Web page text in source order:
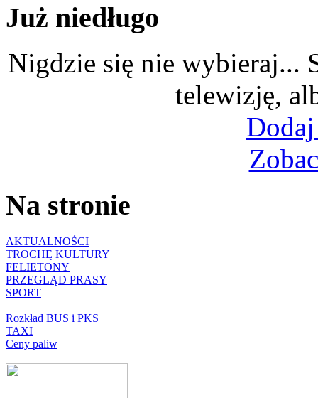
Już niedługo
Nigdzie się nie wybieraj...
telewizję,
Na stronie
AKTUALNOŚCI
TROCHĘ KULTURY
FELIETONY
PRZEGLĄD PRASY
SPORT
Rozkład BUS i PKS
TAXI
Ceny paliw